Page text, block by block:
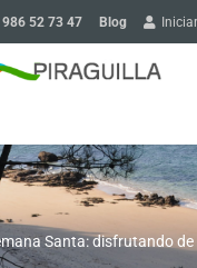
986 52 73 47 Blog
Santa: disfrutando